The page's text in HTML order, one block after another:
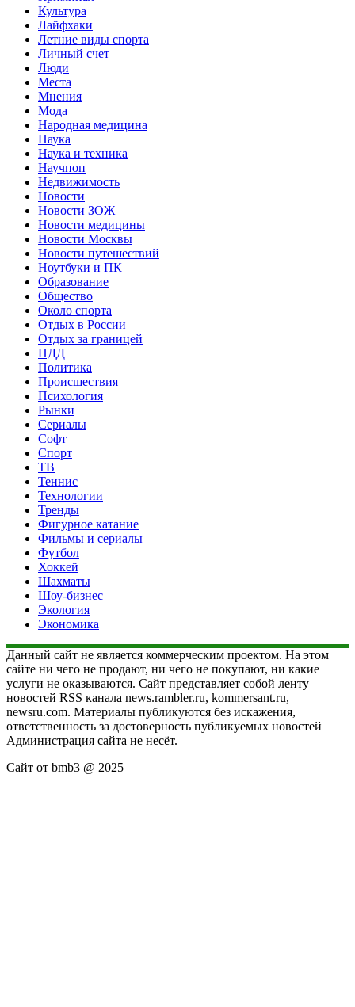
Культура
Лайфхаки
Летние виды спорта
Личный счет
Люди
Места
Мнения
Мода
Народная медицина
Наука
Наука и техника
Научпоп
Недвижимость
Новости
Новости ЗОЖ
Новости медицины
Новости Москвы
Новости путешествий
Ноутбуки и ПК
Образование
Общество
Около спорта
Отдых в России
Отдых за границей
ПДД
Политика
Происшествия
Психология
Рынки
Сериалы
Софт
Спорт
ТВ
Теннис
Технологии
Тренды
Фигурное катание
Фильмы и сериалы
Футбол
Хоккей
Шахматы
Шоу-бизнес
Экология
Экономика
Данный сайт не является коммерческим проектом. На этом
сайте ни чего не продают, ни чего не покупают, ни какие
услуги не оказываются. Сайт представляет собой ленту
новостей RSS канала news.rambler.ru, kommersant.ru,
newsru.com. Материалы публикуются без искажения,
ответственность за достоверность публикуемых новостей
Администрация сайта не несёт.
Сайт от bmb3 @ 2025